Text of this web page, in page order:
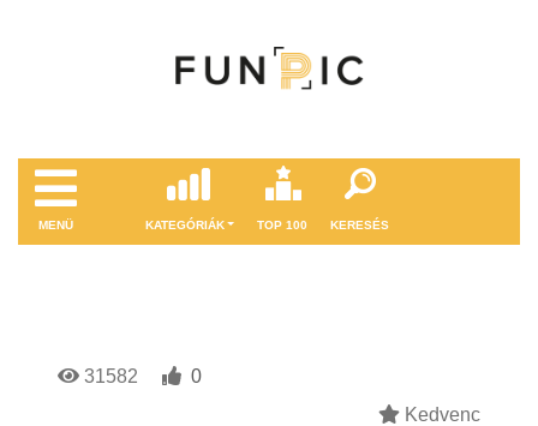
MENÜ KATEGÓRIÁK TOP 100 KERESÉS
31582
0
Kedvenc